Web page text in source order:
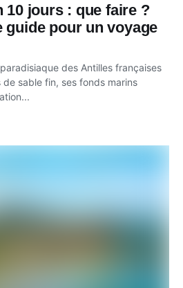
10 jours : que faire ?
guide pour un voyage
des Antilles françaises
sable fin, ses fonds marins